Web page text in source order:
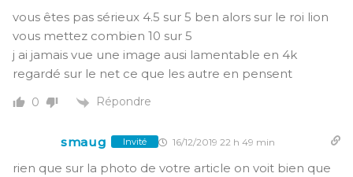
vous êtes pas sérieux 4.5 sur 5 ben alors sur le roi lion
vous mettez combien 10 sur 5
j ai jamais vue une image ausi lamentable en 4k
regardé sur le net ce que les autre en pensent
0 Répondre
smaug Invité 16/12/2019 22 h 49 min
rien que sur la photo de votre article on voit bien que